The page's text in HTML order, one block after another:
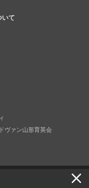
いて
ヴァン山形育英会